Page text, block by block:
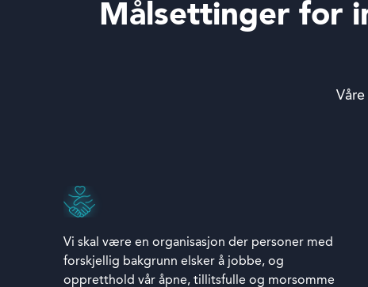
Målsettinger for
Vi skal være en organisasjon der personer med
forskjellig bakgrunn elsker å jobbe, og
oppretthold vår åpne, tillitsfulle og morsomme